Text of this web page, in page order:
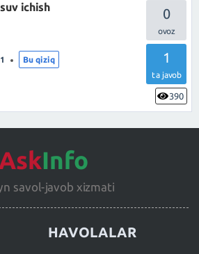
0
1
ta javob
390
ichish
Bu qiziq
AskInfo
savol-javob xizmati
HAVOLALAR